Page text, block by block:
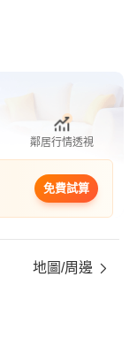
鄰居行情透視
免費試算
地圖/周邊